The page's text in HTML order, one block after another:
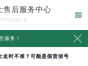
售后服务中心

服务！ 
走时不准？可能是假货信号